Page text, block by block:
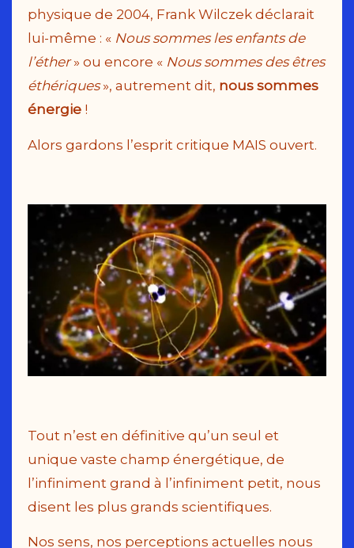
physique de 2004, Frank Wilczek déclarait
lui-même : « Nous sommes les enfants de
l’éther» ou encore « Nous sommes des êtres
éthériques», autrement dit, nous sommes
énergie !
Alors gardons l’esprit critique MAIS ouvert.
Tout n’est en définitive qu’un seul et
unique vaste champ énergétique, de
l’infiniment grand à l’infiniment petit, nous
disent les plus grands scientifiques.
Nos sens, nos perceptions actuelles nous